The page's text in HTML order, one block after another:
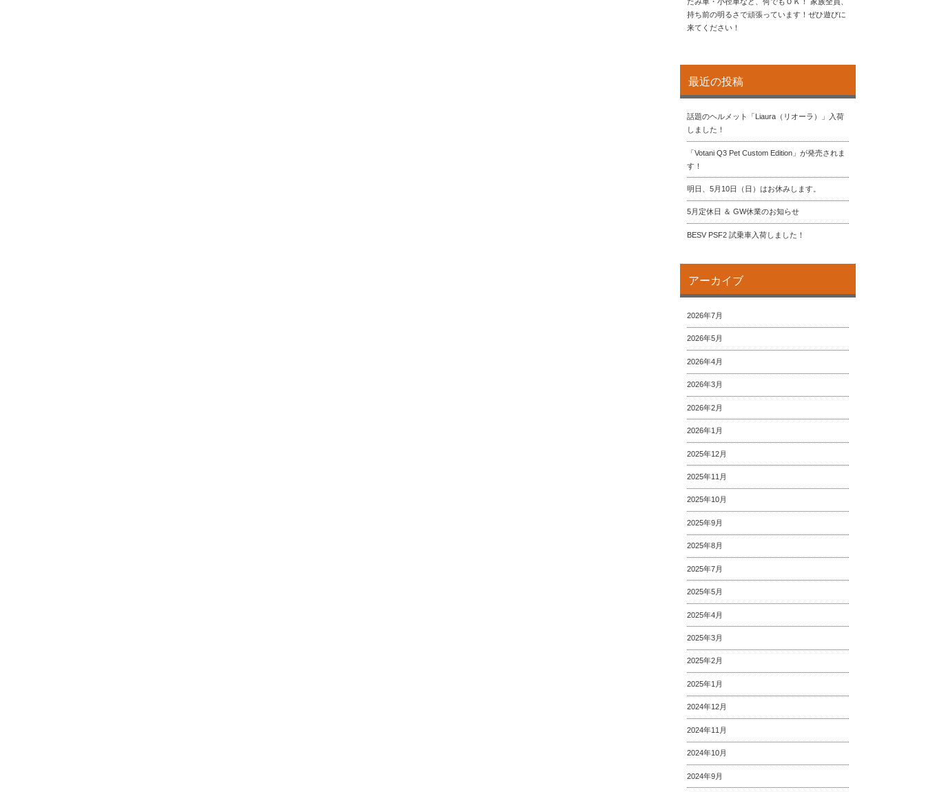
たみ車・小径車など、何でもＯＫ！ 家族全員、
持ち前の明るさで頑張っています！ぜひ遊びに
来てください！
最近の投稿
話題のヘルメット「Liaura（リオーラ）」入荷
しました！
「Votani Q3 Pet Custom Edition」が発売されま
す！
明日、5月10日（日）はお休みします。
5月定休日 ＆ GW休業のお知らせ
BESV PSF2 試乗車入荷しました！
アーカイブ
2026年7月
2026年5月
2026年4月
2026年3月
2026年2月
2026年1月
2025年12月
2025年11月
2025年10月
2025年9月
2025年8月
2025年7月
2025年5月
2025年4月
2025年3月
2025年2月
2025年1月
2024年12月
2024年11月
2024年10月
2024年9月